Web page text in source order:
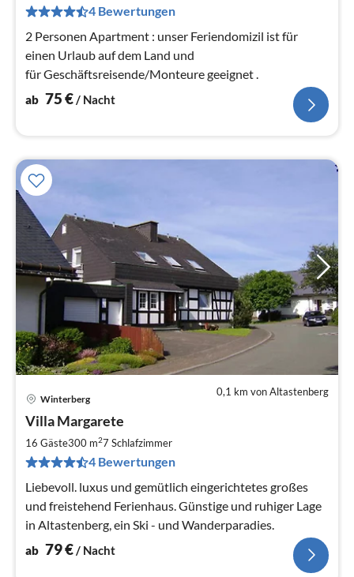
4 Bewertungen
2 Personen Apartment : unser Feriendomizil ist für
einen Urlaub auf dem Land und
für Geschäftsreisende/Monteure geeignet .
ab 75€/ Nacht
0,1 km von Altastenberg
Winterberg
Villa Margarete
16 Gäste300 m27 Schlafzimmer
4 Bewertungen
Liebevoll. luxus und gemütlich eingerichtetes großes
und freistehend Ferienhaus. Günstige und ruhiger Lage
in Altastenberg, ein Ski - und Wanderparadies.
ab 79€/ Nacht